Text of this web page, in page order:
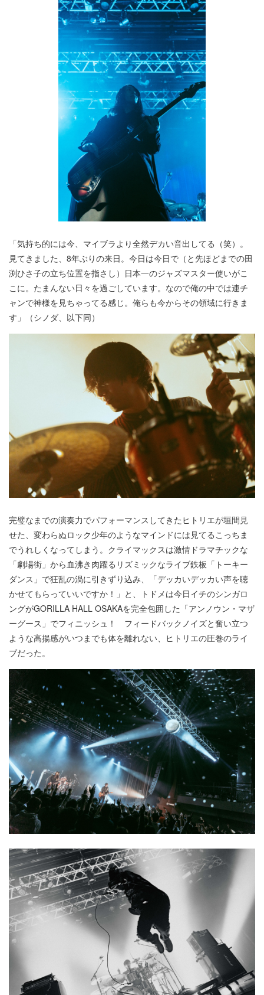
「気持ち的には今、マイブラより全然デカい音出してる（笑）。
見てきました、8年ぶりの来日。今日は今日で（と先ほどまでの田
渕ひさ子の立ち位置を指さし）日本一のジャズマスター使いがこ
こに。たまんない日々を過ごしています。なので俺の中では連チ
ャンで神様を見ちゃってる感じ。俺らも今からその領域に行きま
す」（シノダ、以下同）
完璧なまでの演奏力でパフォーマンスしてきたヒトリエが垣間見
せた、変わらぬロック少年のようなマインドには見てるこっちま
でうれしくなってしまう。クライマックスは激情ドラマチックな
「劇場街」から血沸き肉躍るリズミックなライブ鉄板「トーキー
ダンス」で狂乱の渦に引きずり込み、「デッカいデッカい声を聴
かせてもらっていいですか！」と、トドメは今日イチのシンガロ
ングがGORILLA HALL OSAKAを完全包囲した「アンノウン・マザ
ーグース」でフィニッシュ！ フィードバックノイズと奮い立つ
ような高揚感がいつまでも体を離れない、ヒトリエの圧巻のライ
ブだった。